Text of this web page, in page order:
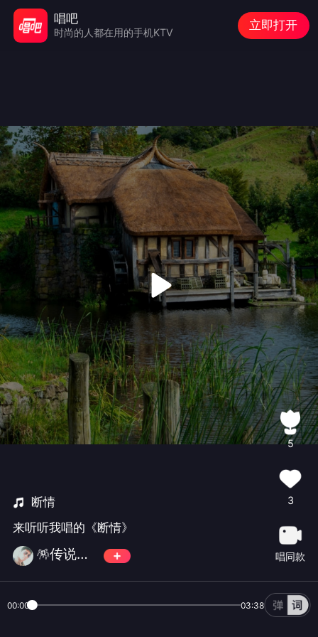
断情
来听听我唱的《断情》
🪅传说🪅✨🀄️✨💫古道诗原💫
5
3
唱同款
00:00 03:38
唱吧
时尚的人都在用的手机KTV
立即打开